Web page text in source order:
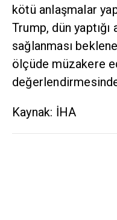
kötü anlaşmalar
Trump, dün yaptığı
sağlanması
ölçüde müzakere
Kaynak: İHA